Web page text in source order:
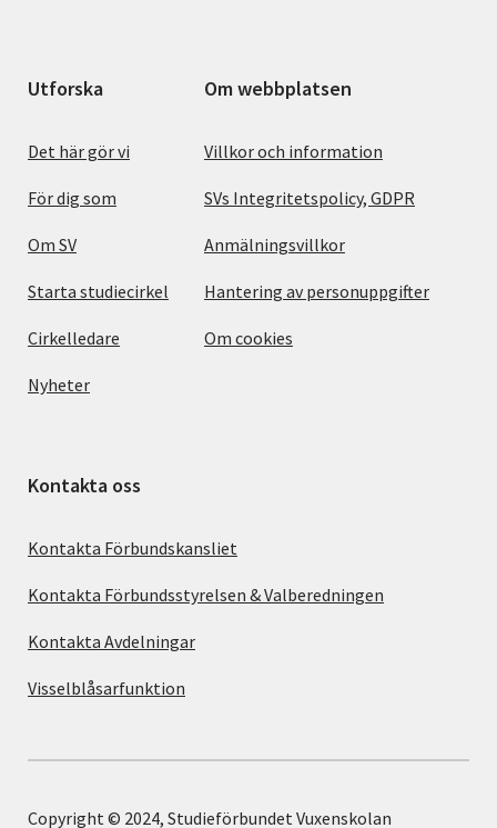
Utforska
Det här gör vi
För dig som
Om SV
Starta studiecirkel
Cirkelledare
Nyheter
Om webbplatsen
Villkor och information
SVs Integritetspolicy, GDPR
Anmälningsvillkor
Hantering av personuppgifter
Om cookies
Kontakta oss
Kontakta Förbundskansliet
Kontakta Förbundsstyrelsen & Valberedningen
Kontakta Avdelningar
Visselblåsarfunktion
Copyright © 2024, Studieförbundet Vuxenskolan